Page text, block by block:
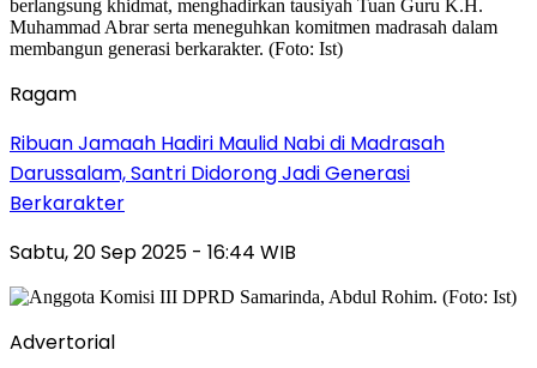
Ragam
Ribuan Jamaah Hadiri Maulid Nabi di Madrasah
Darussalam, Santri Didorong Jadi Generasi
Berkarakter
Sabtu, 20 Sep 2025 - 16:44 WIB
Advertorial